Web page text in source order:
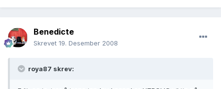
Benedicte
Skrevet 19. Desember 2008
roya87 skrev: